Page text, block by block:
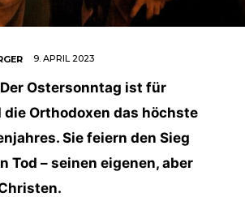
9. APRIL 2023
Ostersonntag ist für
Orthodoxen das höchste
Sie feiern den Sieg
Tod – seinen eigenen, aber